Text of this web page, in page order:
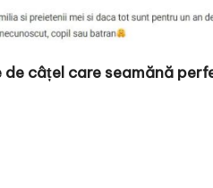
câțel care seamănă